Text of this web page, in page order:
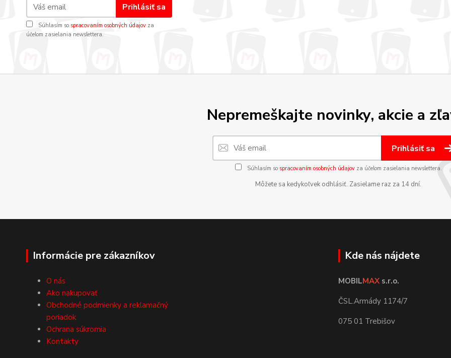
Prihlásiť sa
Súhlasím so spracovaním osobných údajov za
účelom zasielania newslettera.
Nepremeškajte novinky, akcie a
Prihlásiť sa
Súhlasím so spracovaním osobných údajovza účelom zasielania newslettera.
Môžete sa kedykoľvek odhlásiť. Zasielame raz za 14 dní.
Informácie pre zákazníkov
O nás
Ako nakupovať
Obchodné podmienky a reklamačný
poriadok
Ochrana súkromia
Kontakty
Kde nás nájdete
MOBILMAX s.r.o.
ČSL.Armády 1174/7
075 01 Trebišov